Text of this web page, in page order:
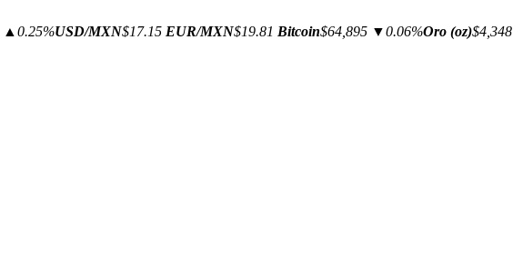
▲0.25%USD/MXN$17.15 EUR/MXN$19.81 Bitcoin$64,895 ▼0.06%Oro (oz)$4,348